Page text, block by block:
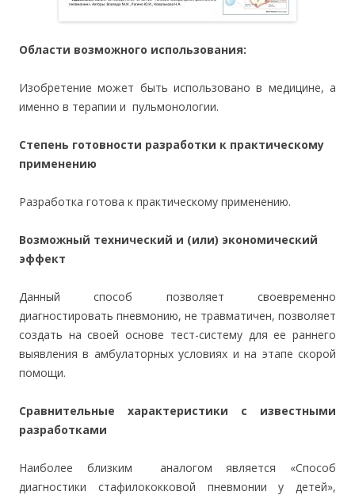
Области возможного использования:
Изобретение может быть использовано в медицине, а
именно в терапии и пульмонологии.
Степень готовности разработки к практическому
применению
Разработка готова к практическому применению.
Возможный технический и (или) экономический
эффект
Данный способ позволяет своевременно
диагностировать пневмонию, не травматичен, позволяет
создать на своей основе тест-систему для ее раннего
выявления в амбулаторных условиях и на этапе скорой
помощи.
Сравнительные характеристики с известными
разработками
Наиболее близким аналогом является «Способ
диагностики стафилококковой пневмонии у детей»,